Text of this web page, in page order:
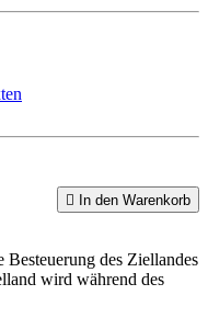
 In den Warenkorb
des Ziellandes
wird während des